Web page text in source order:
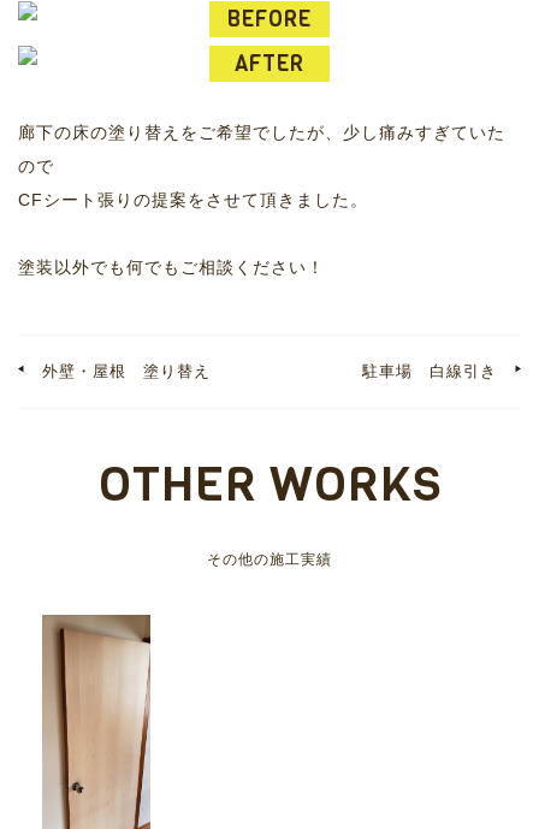
廊下の床の塗り替えをご希望でしたが、少し痛みすぎていた
ので
CFシート張りの提案をさせて頂きました。
塗装以外でも何でもご相談ください！
外壁・屋根 塗り替え 駐車場 白線引き
OTHER WORKS
その他の施工実績